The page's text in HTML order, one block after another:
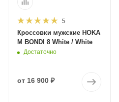
5
Кроссовки мужские HOKA
M BONDI 8 White / White
Достаточно
от 16 900 ₽